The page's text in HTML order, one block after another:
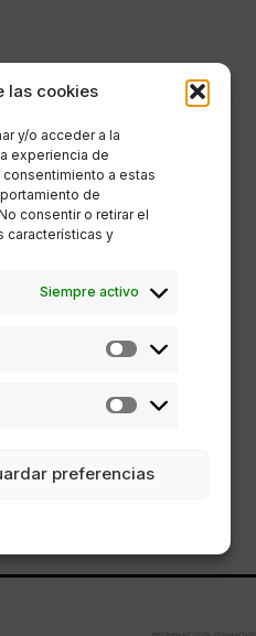
las cookies
y/o acceder a la
experiencia de
a estas
de
consentir o retirar el
características y
Siempre activo
preferencias